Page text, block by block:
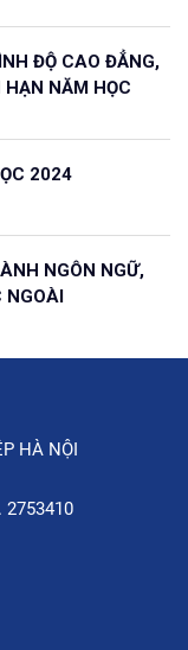
ĐỘ CAO ĐẲNG,
HẠN NĂM HỌC
2024
NGÔN NGỮ,
NGOÀI
HÀ NỘI
2753410